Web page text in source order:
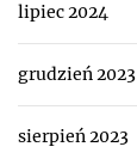
lipiec 2024
grudzień 2023
sierpień 2023